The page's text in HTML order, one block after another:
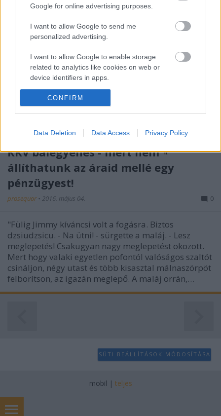
Google for online advertising purposes.
I want to allow Google to send me
personalized advertising.
I want to allow Google to enable storage
related to analytics like cookies on web or
device identifiers in apps.
I want to allow Google to enable storage
related to functionality of the website or app.
I want to allow Google to enable storage
related to personalization.
I want to allow Google to enable storage
related to security, including authentication
functionality and fraud prevention, and other
user protection.
CONFIRM
Data Deletion Data Access Privacy Policy
KKV balegyenes - mert nem
állíthatunk az áraid mellé egy
pénzügyest!
prosequor • 2016. május 04. 0
"Fülig Jimmy kíváncsi volt a fogásra. Biztos
dzsiudzsicu. - Na ütni! - sürgette a maláj. - Lesz
meglepetés! Csakugyan nagy meglepetést okozott.
Mert hogy valaki egyetlen pofontól valóságos szaltót
csináljon, négy utast és több kisasztal málnaszörpöt
felborítson, az igazán meglepő. A maláj orrán,…
SÜTI BEÁLLÍTÁSOK MÓDOSÍTÁSA
mobil | teljes